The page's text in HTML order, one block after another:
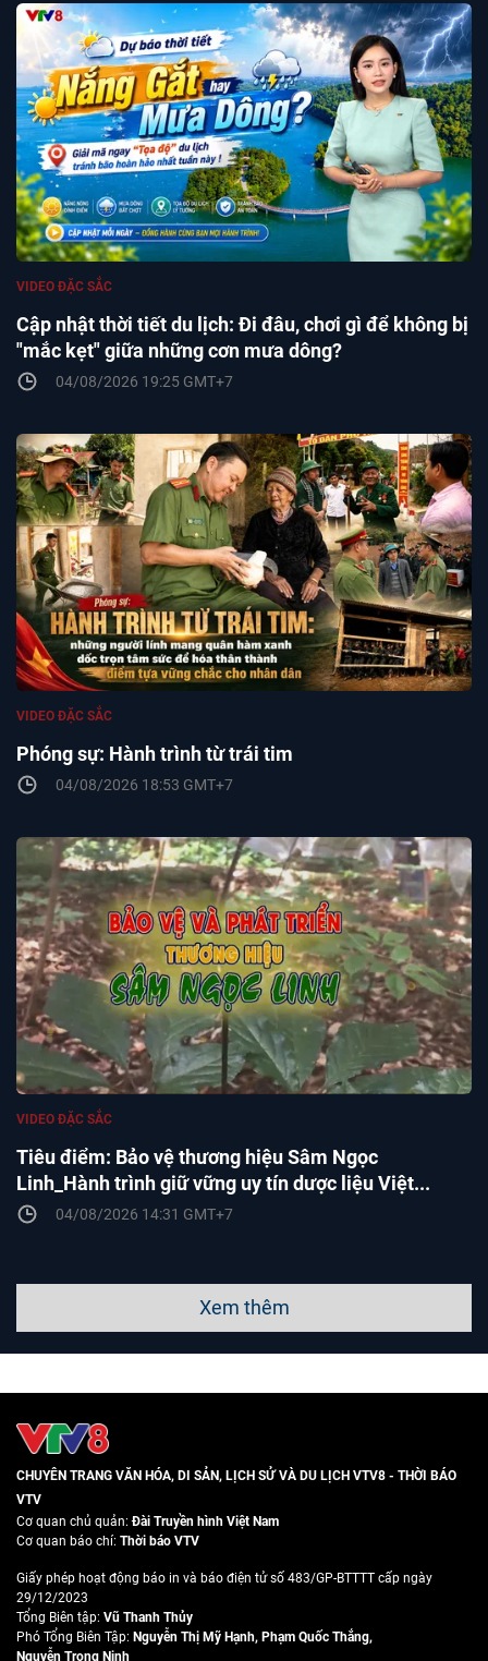
Cập nhật thời tiết du lịch: Đi đâu, chơi gì để không bị
"mắc kẹt" giữa những cơn mưa dông?
VIDEO ĐẶC SẮC
04/08/2026 19:25 GMT+7
Phóng sự: Hành trình từ trái tim
VIDEO ĐẶC SẮC
04/08/2026 18:53 GMT+7
Tiêu điểm: Bảo vệ thương hiệu Sâm Ngọc
Linh_Hành trình giữ vững uy tín dược liệu Việt...
VIDEO ĐẶC SẮC
04/08/2026 14:31 GMT+7
Xem thêm
CHUYÊN TRANG VĂN HÓA, DI SẢN, LỊCH SỬ VÀ DU LỊCH VTV8 - THỜI BÁO
VTV
Cơ quan chủ quản:Đài Truyền hình Việt Nam
Cơ quan báo chí: Thời báo VTV
Giấy phép hoạt động báo in và báo điện tử số 483/GP-BTTTT cấp ngày
29/12/2023
Tổng Biên tập: Vũ Thanh Thủy
Phó Tổng Biên Tập: Nguyễn Thị Mỹ Hạnh, Phạm Quốc Thắng,
Nguyễn Trọng Ninh